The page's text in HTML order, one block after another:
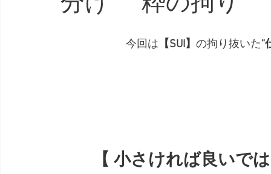
今回は 【SUI】 の拘り抜いた”
【 小さければ良いで